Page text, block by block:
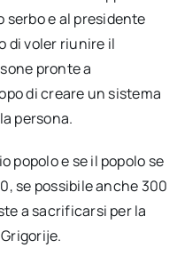
e al presidente
di voler riunire il
pronte a
di creare un sistema
persona.
popolo e se il popolo se
se possibile anche 300
a sacrificarsi per la